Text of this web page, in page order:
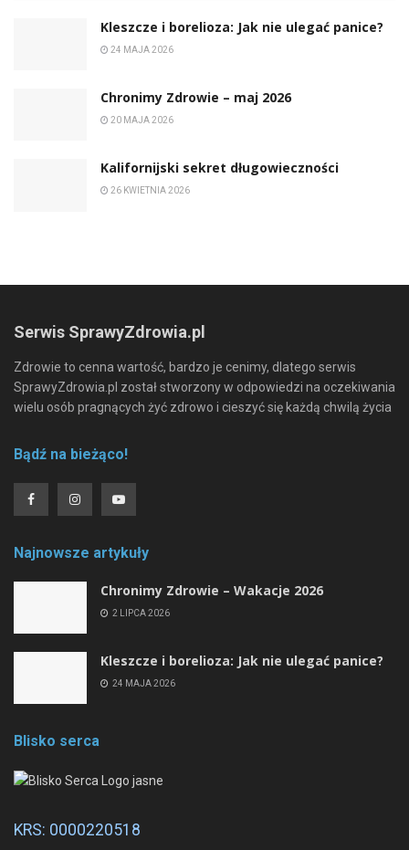
Kleszcze i borelioza: Jak nie ulegać panice?
24 MAJA 2026
Chronimy Zdrowie ­– maj 2026
20 MAJA 2026
Kalifornijski sekret długowieczności
26 KWIETNIA 2026
Serwis SprawyZdrowia.pl
Zdrowie to cenna wartość, bardzo je cenimy, dlatego serwis
SprawyZdrowia.pl został stworzony w odpowiedzi na oczekiwania
wielu osób pragnących żyć zdrowo i cieszyć się każdą chwilą życia
Bądź na bieżąco!
Najnowsze artykuły
Chronimy Zdrowie ­– Wakacje 2026
2 LIPCA 2026
Kleszcze i borelioza: Jak nie ulegać panice?
24 MAJA 2026
Blisko serca
KRS: 0000220518